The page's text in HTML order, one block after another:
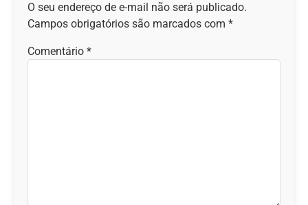
O seu endereço de e-mail não será publicado.
Campos obrigatórios são marcados com *
Comentário *